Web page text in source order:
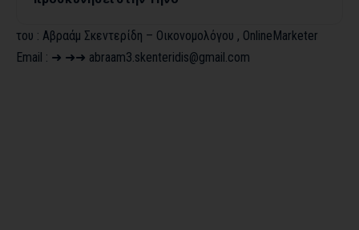
του : Αβραάμ Σκεντερίδη – Οικονομολόγου , OnlineMarketer
Email : ➜ ➜➜ abraam3.skenteridis@gmail.com